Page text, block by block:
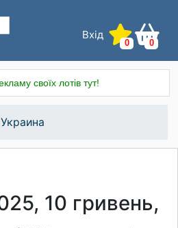
Вхід
0 0
своїх лотів тут!
Украина
10 гривень,